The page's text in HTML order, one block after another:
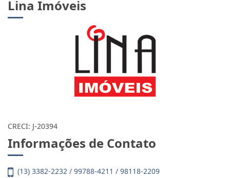
Lina Imóveis
CRECI: J-20394
Informações de Contato
(13) 3382-2232 / 99788-4211 / 98118-2209